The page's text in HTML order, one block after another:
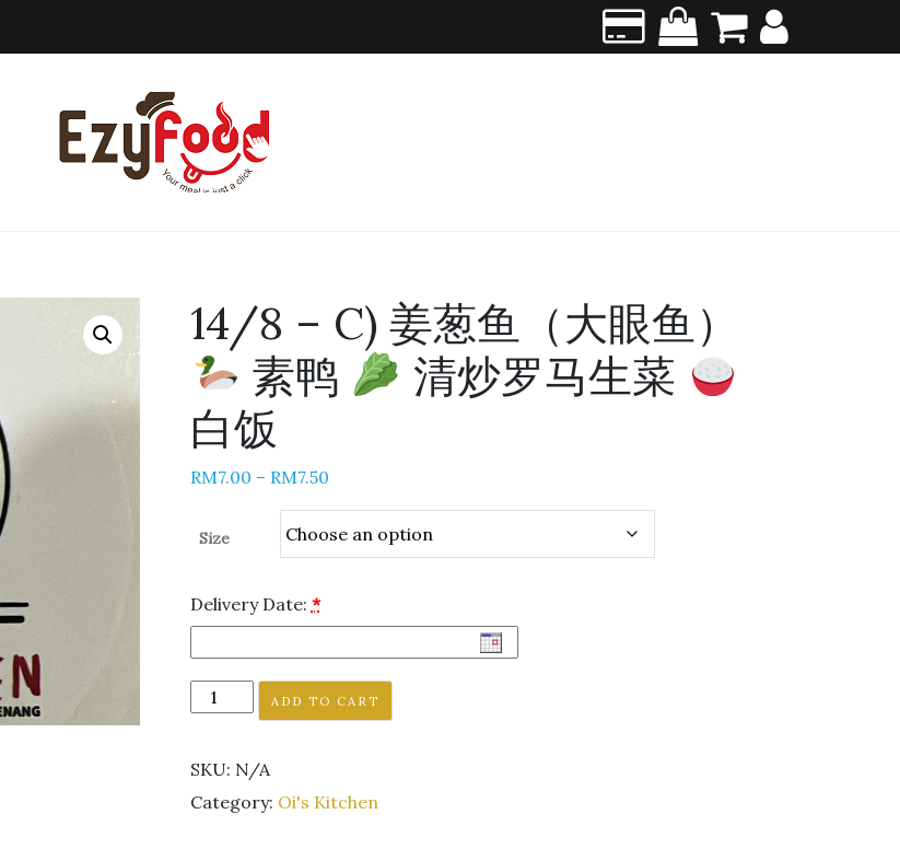
14/8 – C) 姜葱鱼（大眼鱼）
素鸭
清炒罗马生菜
白饭
RM7.00 – RM7.50
Size
Delivery Date: *
ADD TO CART
SKU: N/A
Category: Oi's Kitchen